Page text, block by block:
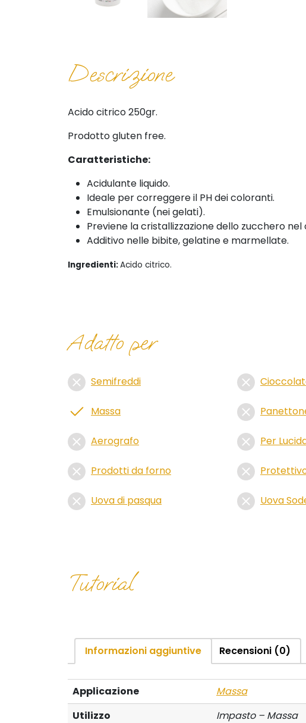
Descrizione
Acido citrico 250gr.
Prodotto gluten free.
Caratteristiche:
Acidulante liquido.
Ideale per correggere il PH dei coloranti.
Emulsionante (nei gelati).
Previene la cristallizzazione dello zucchero nel
Additivo nelle bibite, gelatine e marmellate.
Ingredienti:Acido citrico.
Adatto per
Semifreddi
Massa
Aerografo Per
Prodotti da forno
Uova di pasqua Uova
Tutorial
Informazioni aggiuntive Recensioni (0)
Applicazione
Massa
Utilizzo
Impasto – Massa